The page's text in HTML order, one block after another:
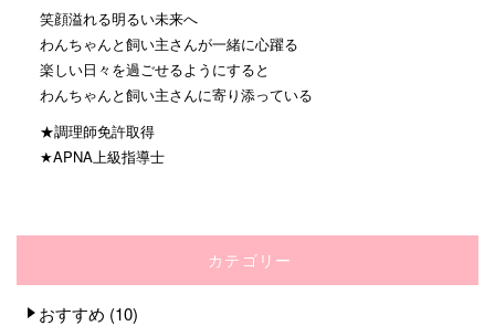
笑顔溢れる明るい未来へ
わんちゃんと飼い主さんが一緒に心躍る
楽しい日々を過ごせるようにすると
わんちゃんと飼い主さんに寄り添っている
★調理師免許取得
★APNA上級指導士
カテゴリー
おすすめ (10)